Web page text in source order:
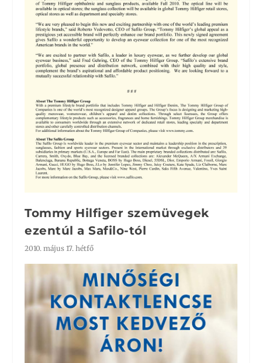
Tommy Hilfiger szemüvegek
ezentúl a Safilo-tól
2010. május 17. hétfő